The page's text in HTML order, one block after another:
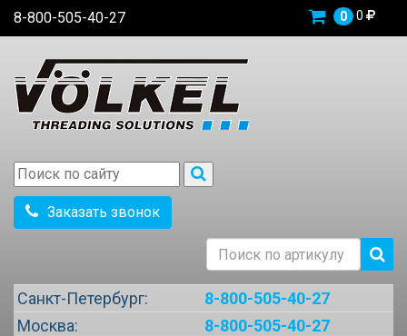
8-800-505-40-27 0 0
Заказать звонок
Санкт-Петербург:
8-800-505-40-27
Москва:
8-800-505-40-27